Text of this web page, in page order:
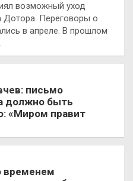
возможный уход
Дотора. Переговоры о
в апреле. В прошлом
письмо
должно быть
«Миром правит
временем